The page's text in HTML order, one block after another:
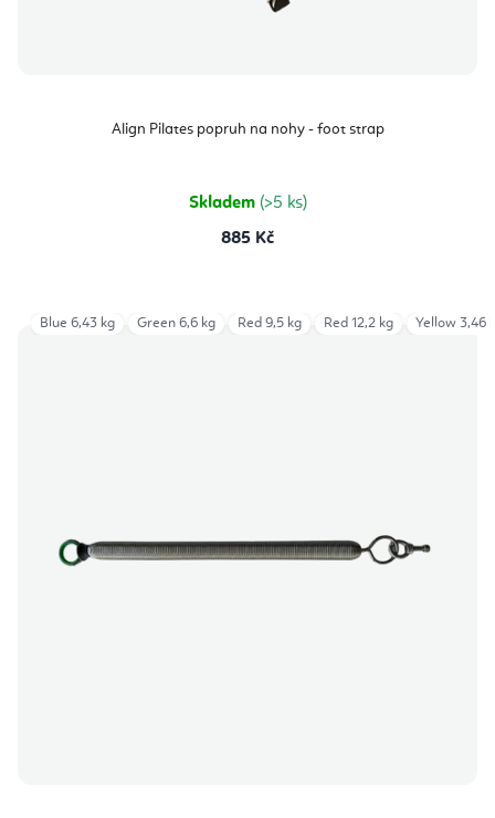
Align Pilates popruh na nohy - foot strap
Skladem (>5 ks)
885 Kč
Blue 6,43 kg Green 6,6 kg Red 9,5 kg Red 12,2 kg Yellow 3,46